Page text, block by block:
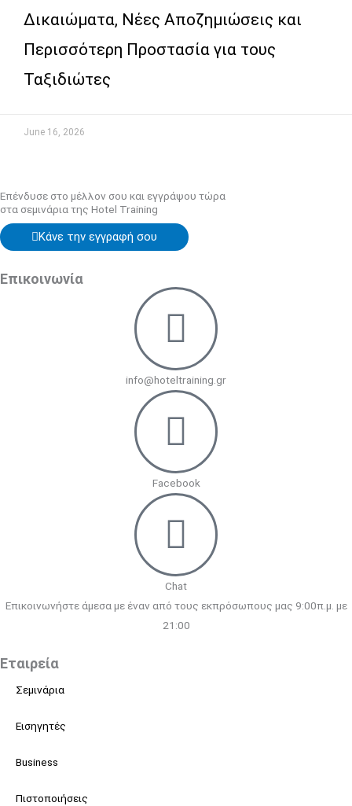
Δικαιώματα, Νέες Αποζημιώσεις και
Περισσότερη Προστασία για τους
Ταξιδιώτες
June 16, 2026
Επένδυσε στο μέλλον σου και εγγράψου τώρα
στα σεμινάρια της Hotel Training
Κάνε την εγγραφή σου
Επικοινωνία
info@hoteltraining.gr
Facebook
Chat
Επικοινωνήστε άμεσα με έναν από τους εκπρόσωπους μας 9:00π.μ. με
21:00
Εταιρεία
Σεμινάρια
Εισηγητές
Business
Πιστοποιήσεις